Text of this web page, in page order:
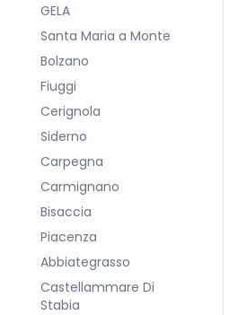
GELA
Santa Maria a Monte
Bolzano
Fiuggi
Cerignola
Siderno
Carpegna
Carmignano
Bisaccia
Piacenza
Abbiategrasso
Castellammare Di
Stabia